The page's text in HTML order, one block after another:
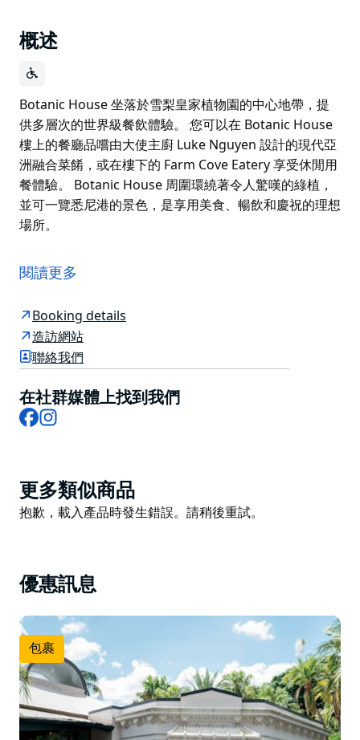
概述
Botanic House 坐落於雪梨皇家植物園的中心地帶，提
供多層次的世界級餐飲體驗。 您可以在 Botanic House
樓上的餐廳品嚐由大使主廚 Luke Nguyen 設計的現代亞
洲融合菜餚，或在樓下的 Farm Cove Eatery 享受休閒用
餐體驗。 Botanic House 周圍環繞著令人驚嘆的綠植，
並可一覽悉尼港的景色，是享用美食、暢飲和慶祝的理想
場所。
供多層次的世界級餐飲體驗。
Luke Nguyen 設計的現代亞洲融合菜餚，或在樓下的
Farm Cove Eatery 享受休閒用餐體驗。
Botanic House 周圍環繞著令人驚嘆的綠植，並可一覽
閱讀更多
Booking details
造訪網站
聯絡我們
在社群媒體上找到我們
Facebook
Product
List
更多類似商品
Product
抱歉，載入產品時發生錯誤。請稍後重試。
優惠訊息
包裹